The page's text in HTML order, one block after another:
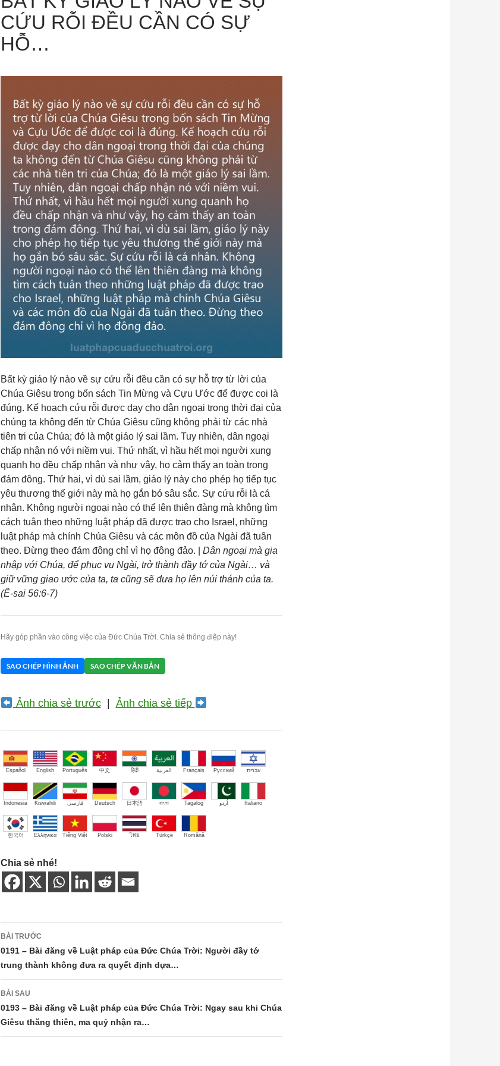
CỨU RỖI ĐỀU CẦN CÓ SỰ
HỖ…
Bất kỳ giáo lý nào về sự cứu rỗi đều cần có sự hỗ trợ từ lời của
Chúa Giêsu trong bốn sách Tin Mừng và Cựu Ước để được coi là
đúng. Kế hoạch cứu rỗi được dạy cho dân ngoại trong thời đại của
chúng ta không đến từ Chúa Giêsu cũng không phải từ các nhà
tiên tri của Chúa; đó là một giáo lý sai lầm. Tuy nhiên, dân ngoại
chấp nhận nó với niềm vui. Thứ nhất, vì hầu hết mọi người xung
quanh họ đều chấp nhận và như vậy, họ cảm thấy an toàn trong
đám đông. Thứ hai, vì dù sai lầm, giáo lý này cho phép họ tiếp tục
yêu thương thế giới này mà họ gắn bó sâu sắc. Sự cứu rỗi là cá
nhân. Không người ngoại nào có thể lên thiên đàng mà không tìm
cách tuân theo những luật pháp đã được trao cho Israel, những
luật pháp mà chính Chúa Giêsu và các môn đồ của Ngài đã tuân
theo. Đừng theo đám đông chỉ vì họ đông đảo. | Dân ngoại mà gia
nhập với Chúa, để phục vụ Ngài, trở thành đầy tớ của Ngài… và
giữ vững giao ước của ta, ta cũng sẽ đưa họ lên núi thánh của ta.
(Ê-sai 56:6-7)
Hãy góp phần vào công việc của Đức Chúa Trời. Chia sẻ thông điệp này!
SAO CHÉP HÌNH ẢNH SAO CHÉP VĂN BẢN
Ảnh chia sẻ trước| Ảnh chia sẻ tiếp
Español English Português 中文 हिंदी العربية Français Русский עברית
Indonesia Kiswahili فارسی Deutsch 日本語 বাংলা Tagalog اُردو Italiano
한국어 Ελληνικά Tiếng Việt Polski ไทย Türkçe Română
Chia sẻ nhé!
Điều
hướng
bài
viết
BÀI TRƯỚC
0191 – Bài đăng về Luật pháp của Đức Chúa Trời: Người đầy tớ
trung thành không đưa ra quyết định dựa…
BÀI SAU
0193 – Bài đăng về Luật pháp của Đức Chúa Trời: Ngay sau khi Chúa
Giêsu thăng thiên, ma quỷ nhận ra…